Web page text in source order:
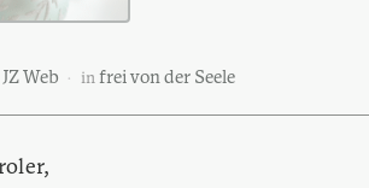
Web in frei von der Seele